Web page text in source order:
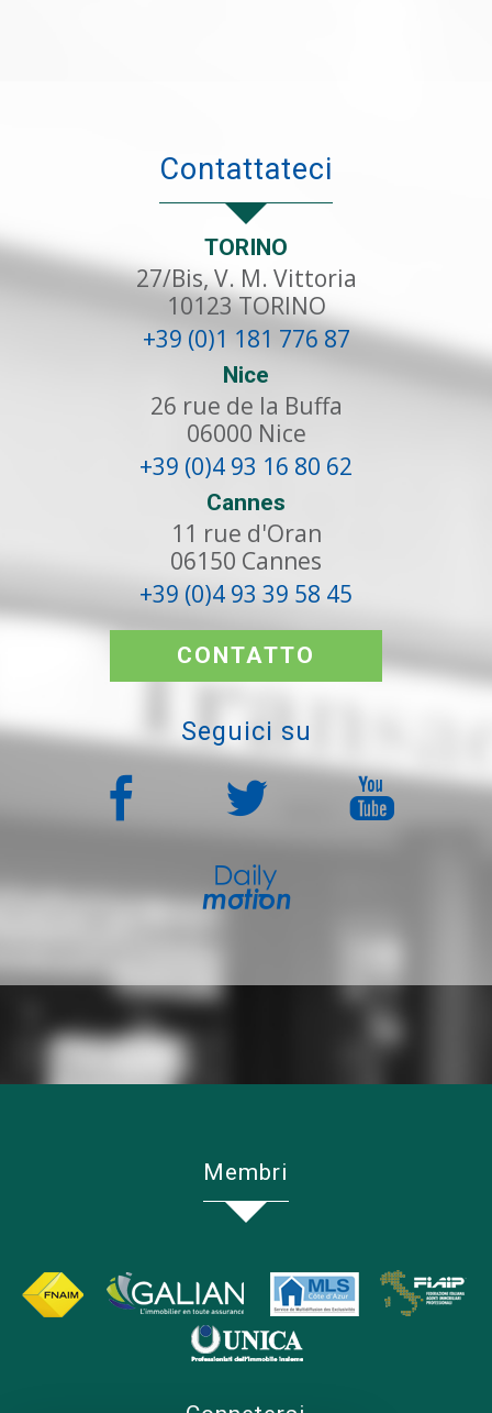
Contattateci
TORINO
27/Bis, V. M. Vittoria
10123TORINO
+39 (0)1 181 776 87
Nice
26 rue de la Buffa
06000 Nice
+39 (0)4 93 16 80 62
Cannes
11 rue d'Oran
06150 Cannes
+39 (0)4 93 39 58 45
CONTATTO
Seguici su
Membri